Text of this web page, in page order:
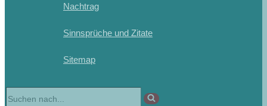
Nachtrag
Sinnsprüche und Zitate
Sitemap